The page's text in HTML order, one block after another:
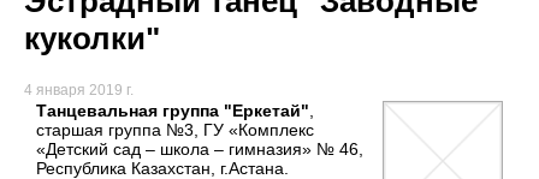
куколки"
4 января 2019 г.
Танцевальная группа "Еркетай",
старшая группа №3, ГУ «Комплекс
«Детский сад – школа – гимназия» № 46,
Республика Казахстан, г.Астана.